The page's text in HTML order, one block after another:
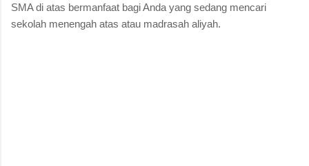
SMA di atas bermanfaat bagi Anda yang sedang mencari
sekolah menengah atas atau madrasah aliyah.